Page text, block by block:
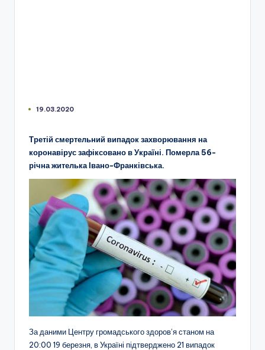
19.03.2020
Третій смертельний випадок захворювання на
коронавірус зафіксовано в Україні. Померла 56-
річна жителька Івано-Франківська.
За даними Центру громадського здоров’я станом на
20:00 19 березня, в Україні підтверджено 21 випадок